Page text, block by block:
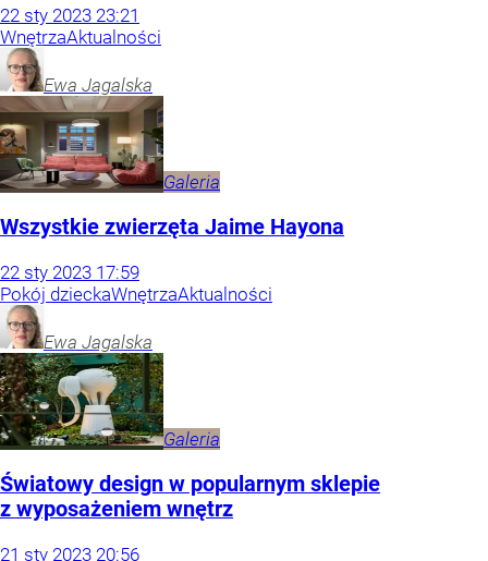
22 sty 2023 23:21
WnętrzaAktualności
Ewa Jagalska
Galeria
Wszystkie zwierzęta Jaime Hayona
22 sty 2023 17:59
Pokój dzieckaWnętrzaAktualności
Ewa Jagalska
Galeria
Światowy design w popularnym sklepie
z wyposażeniem wnętrz
21 sty 2023 20:56